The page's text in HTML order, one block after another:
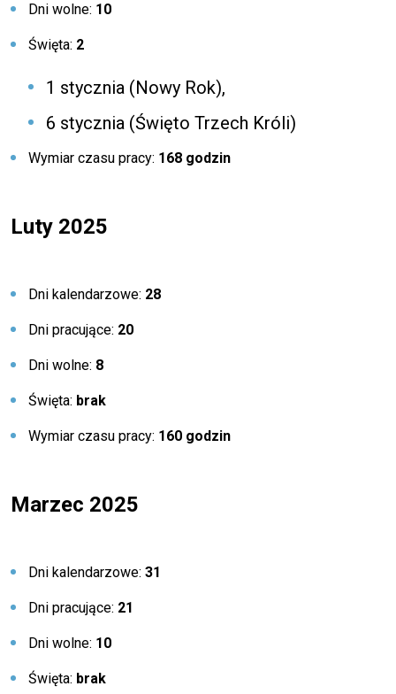
Dni wolne: 10
Święta: 2
1 stycznia (Nowy Rok),
6 stycznia (Święto Trzech Króli)
Wymiar czasu pracy: 168 godzin
Luty 2025
Dni kalendarzowe: 28
Dni pracujące: 20
Dni wolne: 8
Święta: brak
Wymiar czasu pracy: 160 godzin
Marzec 2025
Dni kalendarzowe: 31
Dni pracujące: 21
Dni wolne: 10
Święta: brak